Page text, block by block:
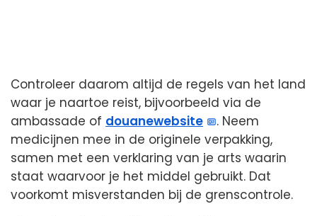
Controleer daarom altijd de regels van het land
waar je naartoe reist, bijvoorbeeld via de
ambassade of douanewebsite
. Neem
medicijnen mee in de originele verpakking,
samen met een verklaring van je arts waarin
staat waarvoor je het middel gebruikt. Dat
voorkomt misverstanden bij de grenscontrole.